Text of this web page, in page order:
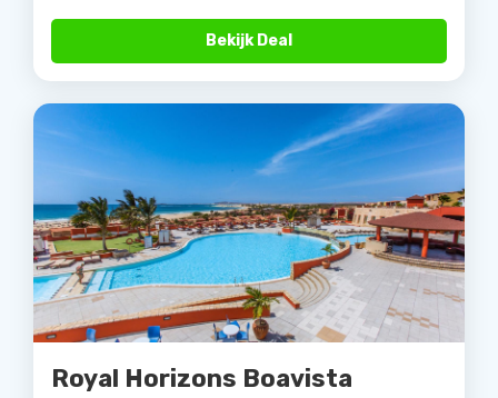
Bekijk Deal
Royal Horizons Boavista